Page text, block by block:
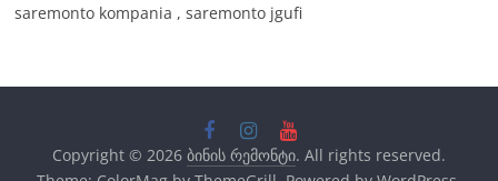
saremonto kompania , saremonto jgufi
Copyright © 2026 ბინის რემონტი. All rights reserved.